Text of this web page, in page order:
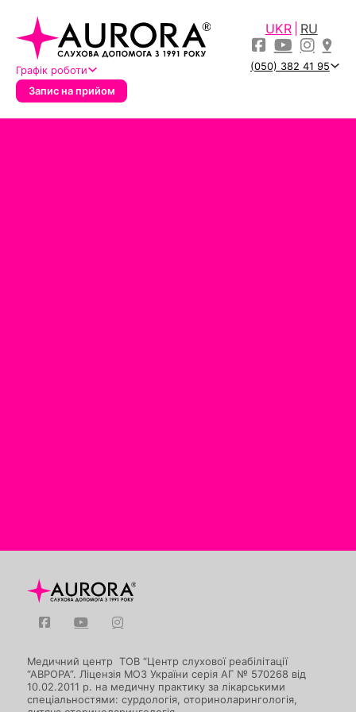
UKR RU
Графік роботи
(050) 382 41 95
Запис на прийом
Медичний центр ТОВ “Центр слухової реабілітації
“АВРОРА”. Ліцензія МОЗ України серія АГ № 570268 від
10.02.2011 р. на медичну практику за лікарськими
спеціальностями: сурдологія, оториноларингологія,